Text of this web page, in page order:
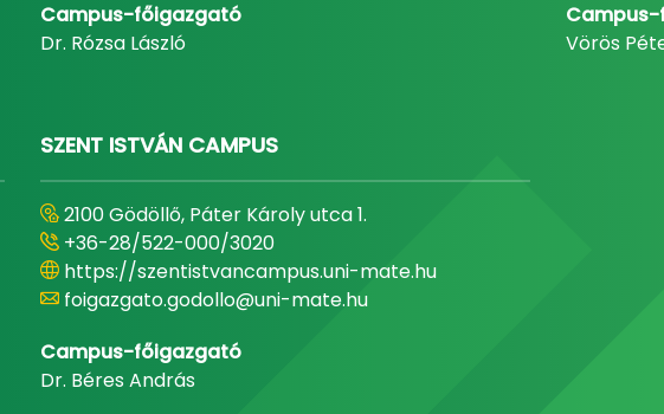
Campus-főigazgató
Dr. Rózsa László
Vörös
SZENT ISTVÁN CAMPUS
2100 Gödöllő, Páter Károly utca 1.
+36-28/522-000/3020
https://szentistvancampus.uni-mate.hu
foigazgato.godollo@uni-mate.hu
Campus-főigazgató
Dr. Béres András